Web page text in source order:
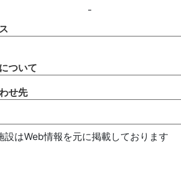
-
ついて
せ先
設はWeb情報を元に掲載しております